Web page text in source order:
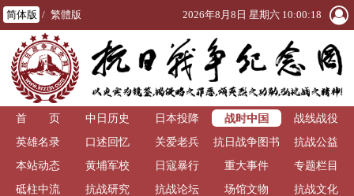
简体版 / 繁體版 2026年8月8日 星期六 10:00:19
首 页 中日历史 日本投降 战时中国
战线战役
英雄名录
口述回忆 关爱老兵
抗日战争图书
馆
抗战公益
本站动态
黄埔军校 日寇暴行 重大事件
专题栏目
砥柱中流
抗战研究 抗战论坛 场馆文物 抗战文化